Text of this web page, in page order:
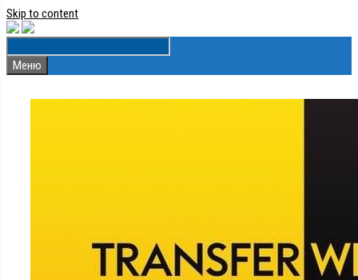
Skip to content
Меню